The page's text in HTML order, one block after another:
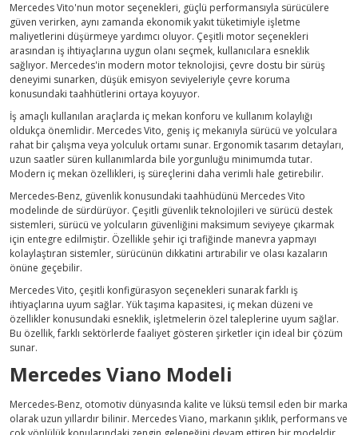
Mercedes Vito'nun motor seçenekleri, güçlü performansıyla sürücülere
güven verirken, aynı zamanda ekonomik yakıt tüketimiyle işletme
maliyetlerini düşürmeye yardımcı oluyor. Çeşitli motor seçenekleri
arasından iş ihtiyaçlarına uygun olanı seçmek, kullanıcılara esneklik
sağlıyor. Mercedes'in modern motor teknolojisi, çevre dostu bir sürüş
deneyimi sunarken, düşük emisyon seviyeleriyle çevre koruma
konusundaki taahhütlerini ortaya koyuyor.
İş amaçlı kullanılan araçlarda iç mekan konforu ve kullanım kolaylığı
oldukça önemlidir. Mercedes Vito, geniş iç mekanıyla sürücü ve yolculara
rahat bir çalışma veya yolculuk ortamı sunar. Ergonomik tasarım detayları,
uzun saatler süren kullanımlarda bile yorgunluğu minimumda tutar.
Modern iç mekan özellikleri, iş süreçlerini daha verimli hale getirebilir.
Mercedes-Benz, güvenlik konusundaki taahhüdünü Mercedes Vito
modelinde de sürdürüyor. Çeşitli güvenlik teknolojileri ve sürücü destek
sistemleri, sürücü ve yolcuların güvenliğini maksimum seviyeye çıkarmak
için entegre edilmiştir. Özellikle şehir içi trafiğinde manevra yapmayı
kolaylaştıran sistemler, sürücünün dikkatini artırabilir ve olası kazaların
önüne geçebilir.
Mercedes Vito, çeşitli konfigürasyon seçenekleri sunarak farklı iş
ihtiyaçlarına uyum sağlar. Yük taşıma kapasitesi, iç mekan düzeni ve
özellikler konusundaki esneklik, işletmelerin özel taleplerine uyum sağlar.
Bu özellik, farklı sektörlerde faaliyet gösteren şirketler için ideal bir çözüm
sunar.
Mercedes Viano Modeli
Mercedes-Benz, otomotiv dünyasında kalite ve lüksü temsil eden bir marka
olarak uzun yıllardır bilinir. Mercedes Viano, markanın şıklık, performans ve